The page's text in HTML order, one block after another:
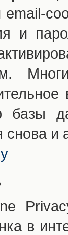
email-
и
базы
снова и
в